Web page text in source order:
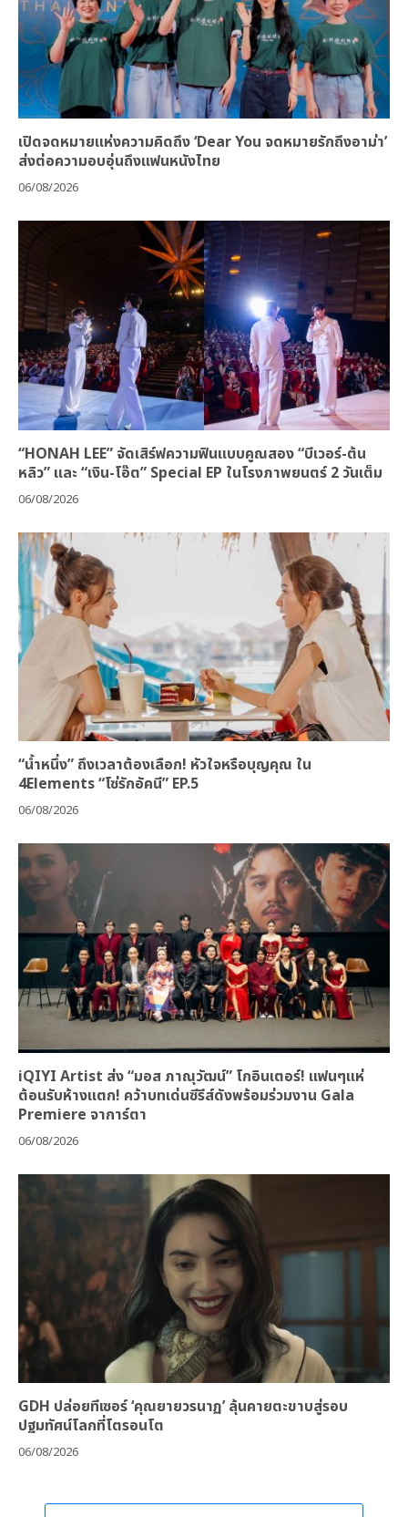
เปิดจดหมายแห่งความคิดถึง ‘Dear You จดหมายรักถึงอาม่า’
ส่งต่อความอบอุ่นถึงแฟนหนังไทย
06/08/2026
“HONAH LEE” จัดเสิร์ฟความฟินแบบคูณสอง “บีเวอร์-ต้น
หลิว” และ “เงิน-โอ๊ต” Special EP ในโรงภาพยนตร์ 2 วันเต็ม
06/08/2026
“น้ำหนึ่ง” ถึงเวลาต้องเลือก! หัวใจหรือบุญคุณ ใน
4Elements “โซ่รักอัคนี” EP.5
06/08/2026
iQIYI Artist ส่ง “มอส ภาณุวัฒน์” โกอินเตอร์! แฟนๆแห่
ต้อนรับห้างแตก! คว้าบทเด่นซีรีส์ดังพร้อมร่วมงาน Gala
Premiere จาการ์ตา
06/08/2026
GDH ปล่อยทีเซอร์ ‘คุณยายวรนาฏ’ ลุ้นคายตะขาบสู่รอบ
ปฐมทัศน์โลกที่โตรอนโต
06/08/2026